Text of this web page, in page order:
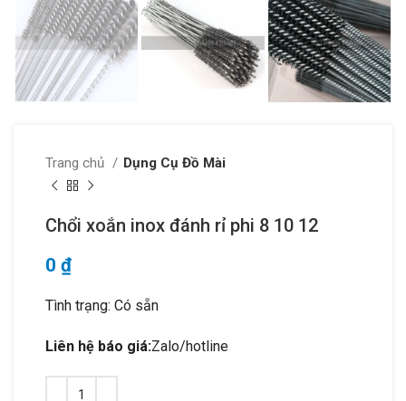
Trang chủ Dụng Cụ Đồ Mài
Chổi xoắn inox đánh rỉ phi 8 10 12
0 ₫
Tình trạng: Có sẵn
Liên hệ báo giá:Zalo/hotline